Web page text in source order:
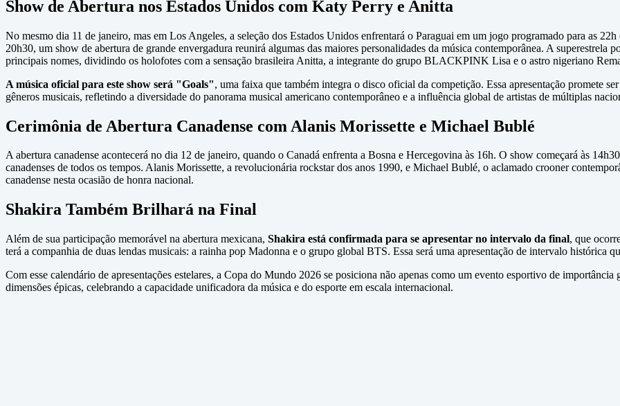
Show de Abertura nos Estados Unidos com Katy Perry e Anitta
No mesmo dia 11 de janeiro, mas em Los Angeles, a seleção dos Estados Unidos enfrentará o Paraguai em um jogo programado para as
20h30, um show de abertura de grande envergadura reunirá algumas das maiores personalidades da música contemporânea. A superestrela
principais nomes, dividindo os holofotes com a sensação brasileira Anitta, a integrante do grupo BLACKPINK Lisa e o astro nigeriano
A música oficial para este show será "Goals", uma faixa que também integra o disco oficial da competição. Essa apresentação promete
gêneros musicais, refletindo a diversidade do panorama musical americano contemporâneo e a influência global de artistas de múltiplas
Cerimônia de Abertura Canadense com Alanis Morissette e Michael Bublé
A abertura canadense acontecerá no dia 12 de janeiro, quando o Canadá enfrenta a Bosna e Hercegovina às 16h. O show começará às
canadenses de todos os tempos. Alanis Morissette, a revolucionária rockstar dos anos 1990, e Michael Bublé, o aclamado crooner
canadense nesta ocasião de honra nacional.
Shakira Também Brilhará na Final
Além de sua participação memorável na abertura mexicana, Shakira está confirmada para se apresentar no intervalo da final, que
terá a companhia de duas lendas musicais: a rainha pop Madonna e o grupo global BTS. Essa será uma apresentação de intervalo histórica
Com esse calendário de apresentações estelares, a Copa do Mundo 2026 se posiciona não apenas como um evento esportivo de
dimensões épicas, celebrando a capacidade unificadora da música e do esporte em escala internacional.